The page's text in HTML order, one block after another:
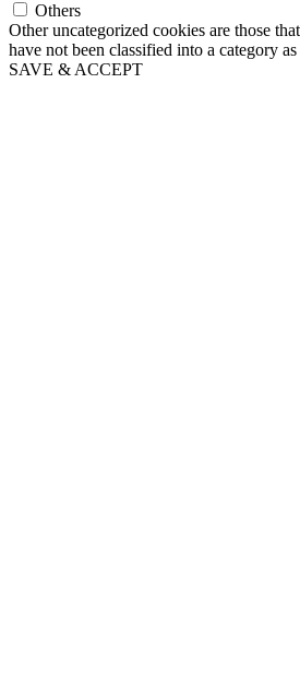
Others
Other uncategorized cookies are those
have not been classified into a category as
SAVE & ACCEPT